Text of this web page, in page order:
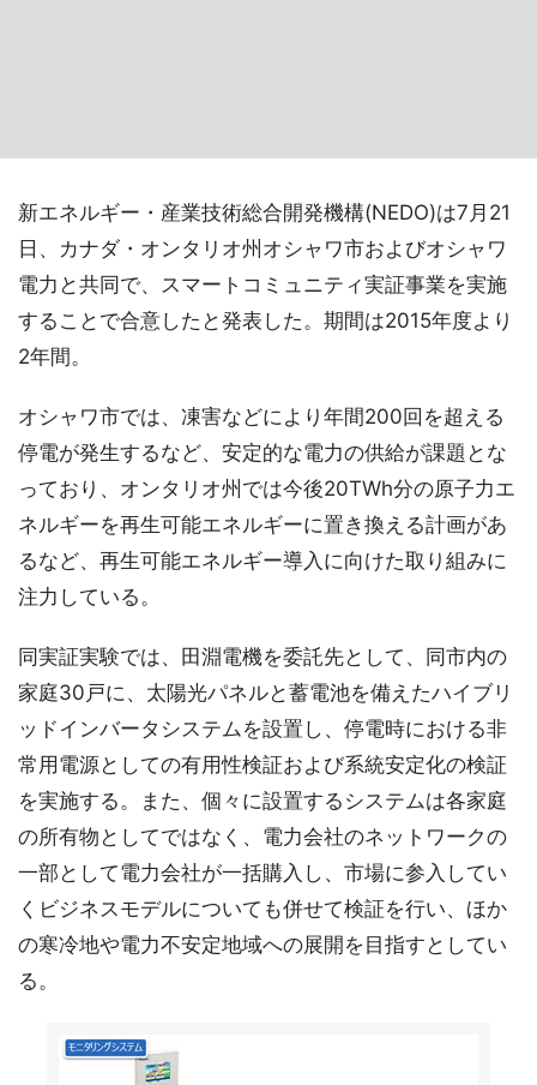
新エネルギー・産業技術総合開発機構(NEDO)は7月21
日、カナダ・オンタリオ州オシャワ市およびオシャワ
電力と共同で、スマートコミュニティ実証事業を実施
することで合意したと発表した。期間は2015年度より
2年間。
オシャワ市では、凍害などにより年間200回を超える
停電が発生するなど、安定的な電力の供給が課題とな
っており、オンタリオ州では今後20TWh分の原子力エ
ネルギーを再生可能エネルギーに置き換える計画があ
るなど、再生可能エネルギー導入に向けた取り組みに
注力している。
同実証実験では、田淵電機を委託先として、同市内の
家庭30戸に、太陽光パネルと蓄電池を備えたハイブリ
ッドインバータシステムを設置し、停電時における非
常用電源としての有用性検証および系統安定化の検証
を実施する。また、個々に設置するシステムは各家庭
の所有物としてではなく、電力会社のネットワークの
一部として電力会社が一括購入し、市場に参入してい
くビジネスモデルについても併せて検証を行い、ほか
の寒冷地や電力不安定地域への展開を目指すとしてい
る。